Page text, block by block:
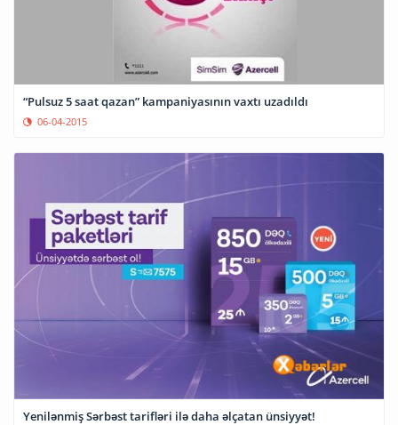
“Pulsuz 5 saat qazan” kampaniyasının vaxtı uzadıldı
06-04-2015
Yenilənmiş Sərbəst tarifləri ilə daha əlçatan ünsiyyət!